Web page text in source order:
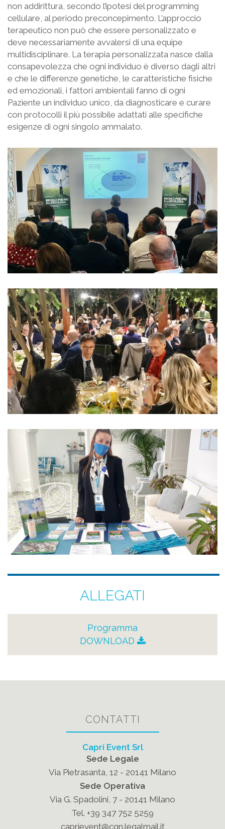
non addirittura, secondo l’ipotesi del programming
cellulare, al periodo preconcepimento. L’approccio
terapeutico non può che essere personalizzato e
deve necessariamente avvalersi di una equipe
multidisciplinare. La terapia personalizzata nasce dalla
consapevolezza che ogni individuo è diverso dagli altri
e che le differenze genetiche, le caratteristiche fisiche
ed emozionali, i fattori ambientali fanno di ogni
Paziente un individuo unico, da diagnosticare e curare
con protocolli il più possibile adattati alle specifiche
esigenze di ogni singolo ammalato.
ALLEGATI
Programma
DOWNLOAD
CONTATTI
Capri Event Srl
Sede Legale
Via Pietrasanta, 12 - 20141 Milano
Sede Operativa
Via G. Spadolini, 7 - 20141 Milano
Tel. +39 347 752 5259
caprievent@cgn.legalmail.it